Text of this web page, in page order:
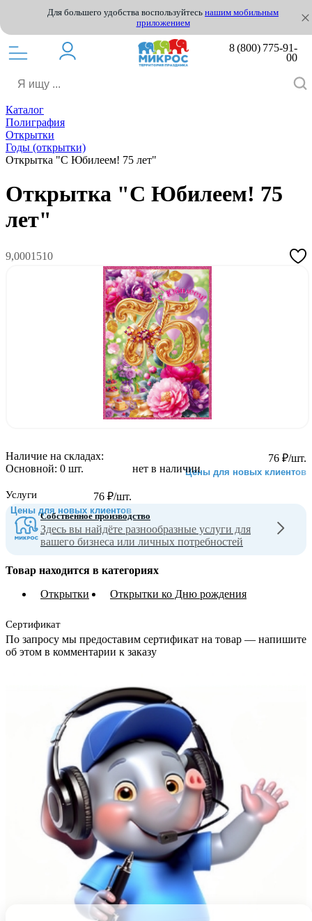
Для большего удобства воспользуйтесь нашим мобильным
приложением
8 (800) 775-91-
00
Каталог
Полиграфия
Открытки
Годы (открытки)
Открытка "С Юбилеем! 75 лет"
Открытка "С Юбилеем! 75
лет"
9,0001510
76 ₽/шт.
Цены для новых клиентов
нет в наличии
76 ₽/шт.
Цены для новых клиентов
Наличие на складах:
Основной: 0 шт.
Услуги
Собственное производство
Здесь вы найдёте разнообразные услуги для
вашего бизнеса или личных потребностей
Товар находится в категориях
Открытки
Открытки ко Дню рождения
Сертификат
По запросу мы предоставим сертификат на товар — напишите
об этом в комментарии к заказу